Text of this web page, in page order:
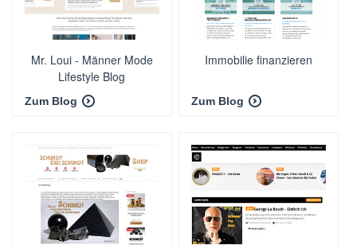
Mr. Loui - Männer Mode
Lifestyle Blog
Zum Blog
Immobilie finanzieren
Zum Blog